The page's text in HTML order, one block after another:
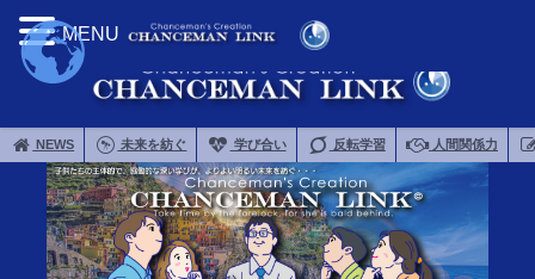
NEWS 未来を紡ぐ 学び合い 反転学習 人間関係力
MENU